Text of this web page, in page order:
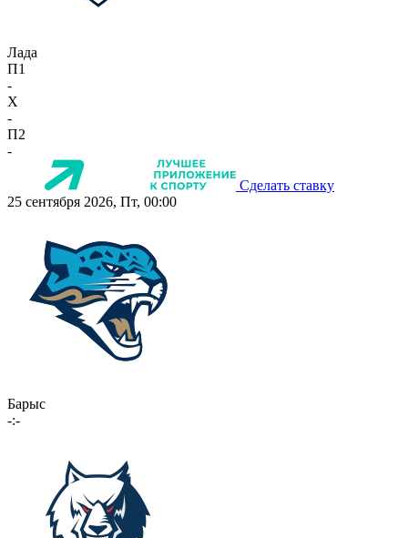
Лада
П1
-
X
-
П2
-
Сделать ставку
25 сентября 2026, Пт, 00:00
Барыс
-:-